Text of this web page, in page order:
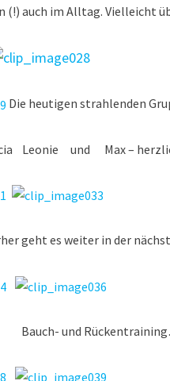
(!) auch im Alltag. Vielleicht
Die heutigen strahlenden
und Max –
geht es weiter in der